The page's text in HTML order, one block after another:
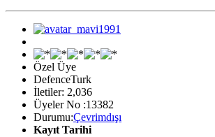
Özel Üye
DefenceTurk
İletiler: 2,036
Üyeler No :13382
Durumu:Çevrimdışı
Kayıt Tarihi